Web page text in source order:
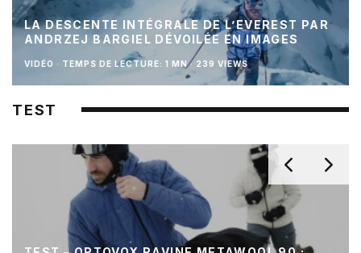
LA DESCENTE INTÉGRALE DE L’EVEREST PAR
ANDRZEJ BARGIEL DÉVOILÉE EN IMAGES
VIDÉO · TEMPS DE LECTURE: 1 MN · 239 VIEWS
TEST